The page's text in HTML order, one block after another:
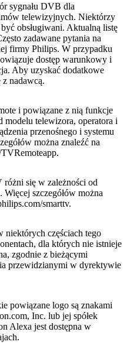
sygnału DVB dla
telewizyjnych. Niektórzy
obsługiwani. Aktualną listę
zadawane pytania na
firmy Philips. W przypadku
dostęp warunkowy i
Aby uzyskać dodatkowe
nadawcą.
i powiązane z nią funkcje
modelu telewizora, operatora i
przenośnego i systemu
można znaleźć na
się w zależności od
szczegółów można
smarttv.
niektórych częściach tego
dla których nie istnieje
zgodnie z bieżącymi
przewidzianymi w dyrektywie
powiązane logo są znakami
Inc. lub jej spółek
Alexa jest dostępna w